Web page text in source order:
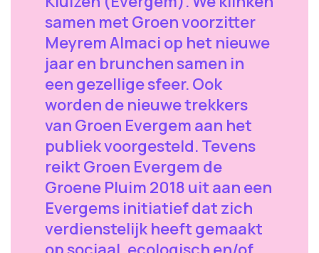
samen met Groen voorzitter
Meyrem Almaci op het nieuwe
jaar en brunchen samen in
een gezellige sfeer. Ook
worden de nieuwe trekkers
van Groen Evergem aan het
publiek voorgesteld. Tevens
reikt Groen Evergem de
Groene Pluim 2018 uit aan een
Evergems initiatief dat zich
verdienstelijk heeft gemaakt